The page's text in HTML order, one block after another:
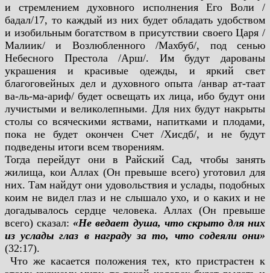
и стремлением духовного исполнения Его Воли /
бадал/17, то каждый из них будет обладать удобством
и изобильным богатством в присутствии своего Царя /
Малиик/ и Возлюбленного /Махбуб/, под сенью
Небесного Престола /Арш/. Им будут дарованы
украшения и красивые одежды, и яркий свет
благоговейных дел и духовного опыта /анвар ат-таат
ва-ль-ма-ариф/ будет освещать их лица, ибо будут они
лучистыми и великолепными. Для них будут накрыты
столы со всяческими яствами, напитками и плодами,
пока не будет окончен Счет /Хисдб/, и не будут
подведены итоги всем творениям.
Тогда перейдут они в Райский Сад, чтобы занять
жилища, кои Аллах (Он превыше всего) уготовил для
них. Там найдут они удовольствия и услады, подобных
коим не видел глаз и не слышало ухо, и о каких и не
догадывалось сердце человека. Аллах (Он превыше
всего) сказал:«Не ведает душа, что скрыто для них
из услады глаз в награду за то, что содеяли они»
(32:17).
Что же касается положения тех, кто пристрастен к